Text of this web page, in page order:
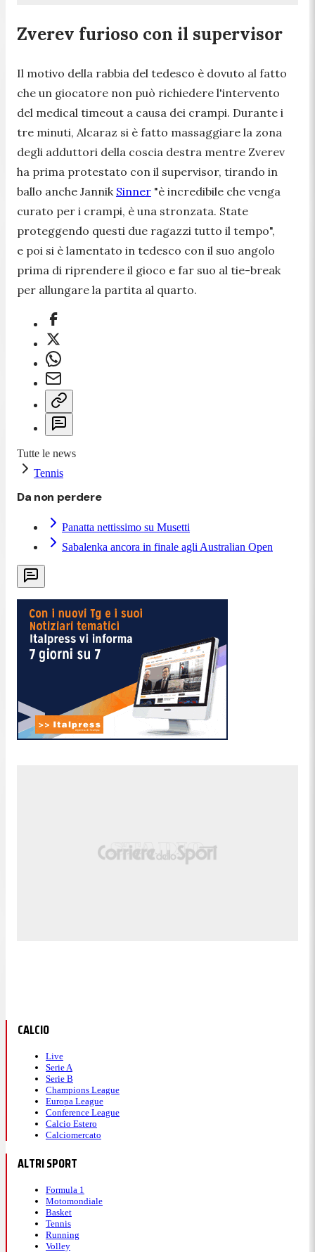
Zverev furioso con il supervisor
Il motivo della rabbia del tedesco è dovuto al fatto
che un giocatore non può richiedere l'intervento
del medical timeout a causa dei crampi. Durante i
tre minuti, Alcaraz si è fatto massaggiare la zona
degli adduttori della coscia destra mentre Zverev
ha prima protestato con il supervisor, tirando in
ballo anche Jannik Sinner "è incredibile che venga
curato per i crampi, è una stronzata. State
proteggendo questi due ragazzi tutto il tempo",
e poi si è lamentato in tedesco con il suo angolo
prima di riprendere il gioco e far suo al tie-break
per allungare la partita al quarto.
Tutte le news
Tennis
Da non perdere
Panatta nettissimo su Musetti
Sabalenka ancora in finale agli Australian Open
CALCIO
Live
Serie A
Serie B
Champions League
Europa League
Conference League
Calcio Estero
Calciomercato
ALTRI SPORT
Formula 1
Motomondiale
Basket
Tennis
Running
Volley